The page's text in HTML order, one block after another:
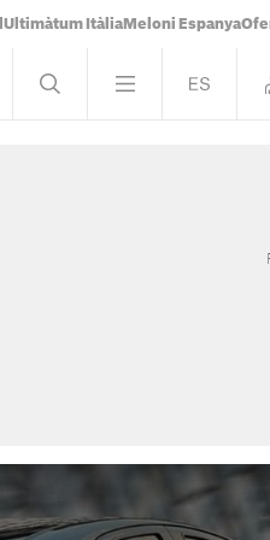
Ultimàtum Itàlia Meloni Espanya